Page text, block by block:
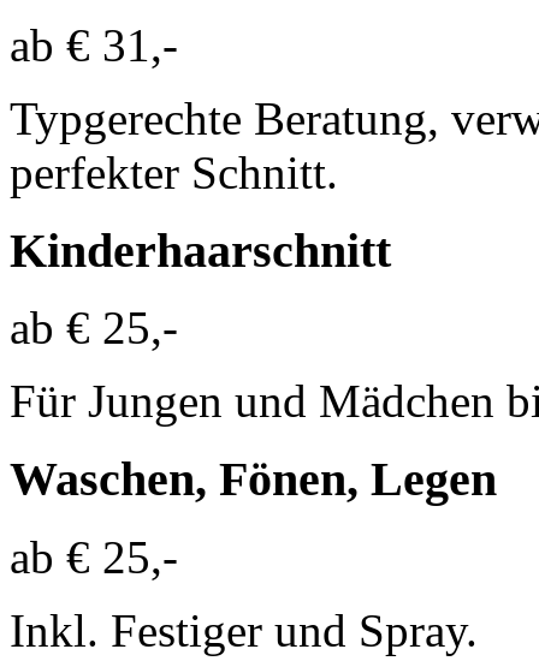
ab € 31,-
Typgerechte Beratung,
perfekter Schnitt.
Kinderhaarschnitt
ab € 25,-
Für Jungen und Mädchen
Waschen, Fönen, Legen
ab € 25,-
Inkl. Festiger und Spray.